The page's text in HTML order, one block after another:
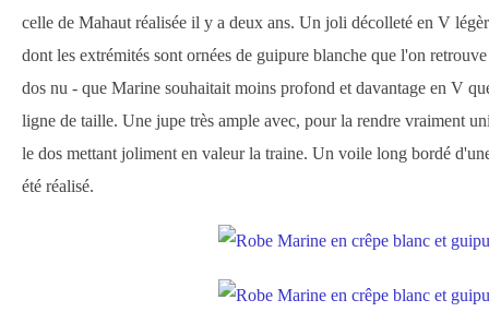
celle de Mahaut réalisée il y a deux ans. Un joli décolleté en V
dont les extrémités sont ornées de guipure blanche que l'on
dos nu - que Marine souhaitait moins profond et davantage en V
ligne de taille. Une jupe très ample avec, pour la rendre vraiment
le dos mettant joliment en valeur la traine. Un voile long bordé
été réalisé.